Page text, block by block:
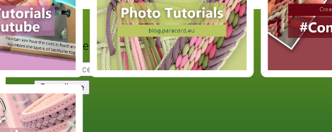
Suscríbase a nuestro boletín:
Suscríbete